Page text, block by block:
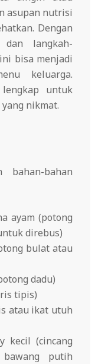
asupan nutrisi
Dengan
dan langkah-
bisa menjadi
keluarga.
untuk
nikmat.
bahan
ayam (potong
direbus)
bulat atau
dadu)
tipis)
atau ikat utuh
kecil (cincang
putih